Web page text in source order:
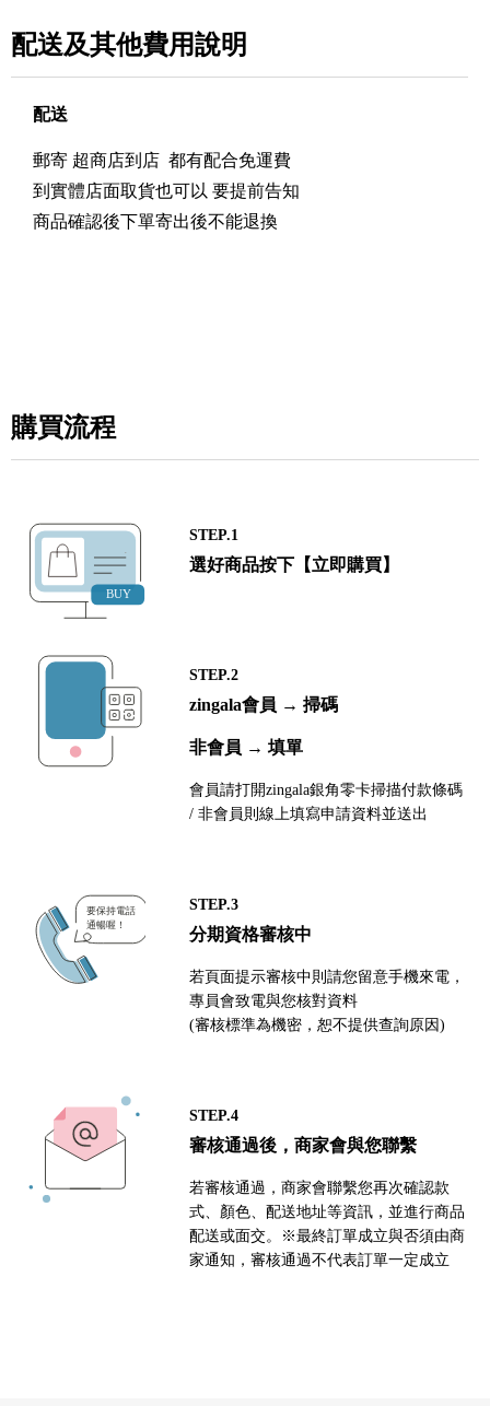
配送及其他費用說明
配送
郵寄 超商店到店 都有配合免運費
到實體店面取貨也可以 要提前告知
商品確認後下單寄出後不能退換
購買流程
STEP.1
選好商品按下【立即購買】
STEP.2
zingala會員 → 掃碼
非會員 → 填單
會員請打開zingala銀角零卡掃描付款條碼
/ 非會員則線上填寫申請資料並送出
STEP.3
分期資格審核中
若頁面提示審核中則請您留意手機來電，
專員會致電與您核對資料
(審核標準為機密，恕不提供查詢原因)
STEP.4
審核通過後，商家會與您聯繫
若審核通過，商家會聯繫您再次確認款
式、顏色、配送地址等資訊，並進行商品
配送或面交。※最終訂單成立與否須由商
家通知，審核通過不代表訂單一定成立